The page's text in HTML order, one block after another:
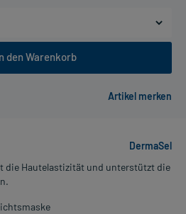
den Warenkorb
DermaSel
die Hautelastizität und unterstützt die